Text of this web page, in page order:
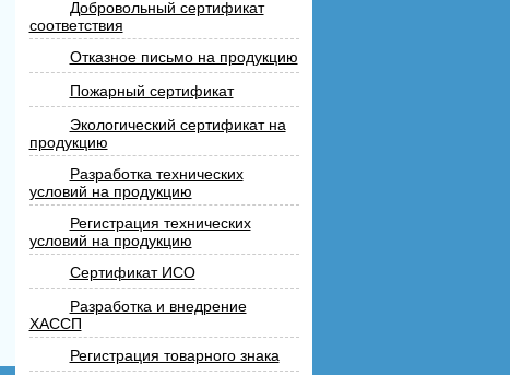
Добровольный сертификат
соответствия
Отказное письмо на продукцию
Пожарный сертификат
Экологический сертификат на
продукцию
Разработка технических
условий на продукцию
Регистрация технических
условий на продукцию
Сертификат ИСО
Разработка и внедрение
ХАССП
Регистрация товарного знака